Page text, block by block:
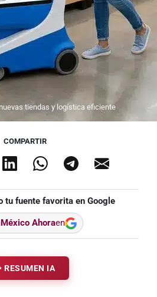
tiendas y logística eficiente
COMPARTIR
tu fuente favorita en Google
México Ahoraen
RESUMEN IA